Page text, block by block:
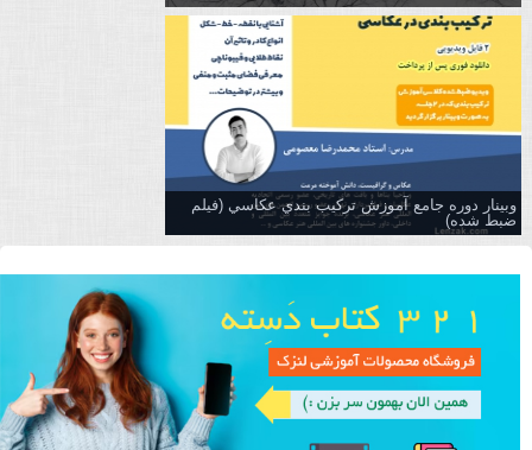
وبینار دوره جامع آموزش تركيب بندي عكاسي (فیلم
ضبط شده)